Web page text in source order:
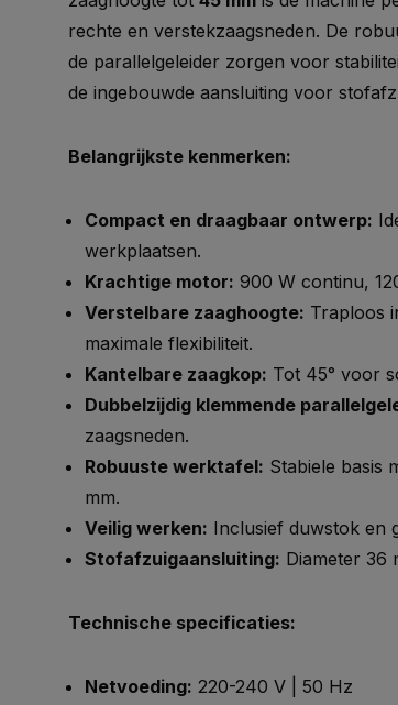
rechte en verstekzaagsneden. De
de parallelgeleider zorgen voor
de ingebouwde aansluiting voor
Belangrijkste kenmerken:
Compact en draagbaar ontwerp:
werkplaatsen.
Krachtige motor: 900 W continu,
Verstelbare zaaghoogte: Traploos
maximale flexibiliteit.
Kantelbare zaagkop: Tot 45° voor
Dubbelzijdig klemmende
zaagsneden.
Robuuste werktafel: Stabiele basis
mm.
Veilig werken: Inclusief duwstok en
Stofafzuigaansluiting: Diameter 36
Technische specificaties:
Netvoeding: 220-240 V | 50 Hz